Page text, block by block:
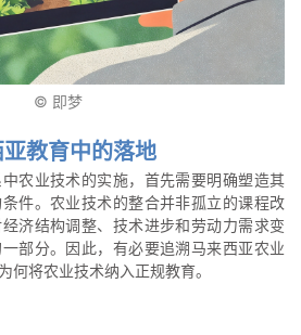
© 即梦
教育中的落地
农业技术的实施，首先需要明确塑造其
件。农业技术的整合并非孤立的课程改
济结构调整、技术进步和劳动力需求变
部分。因此，有必要追溯马来西亚农业
何将农业技术纳入正规教育。